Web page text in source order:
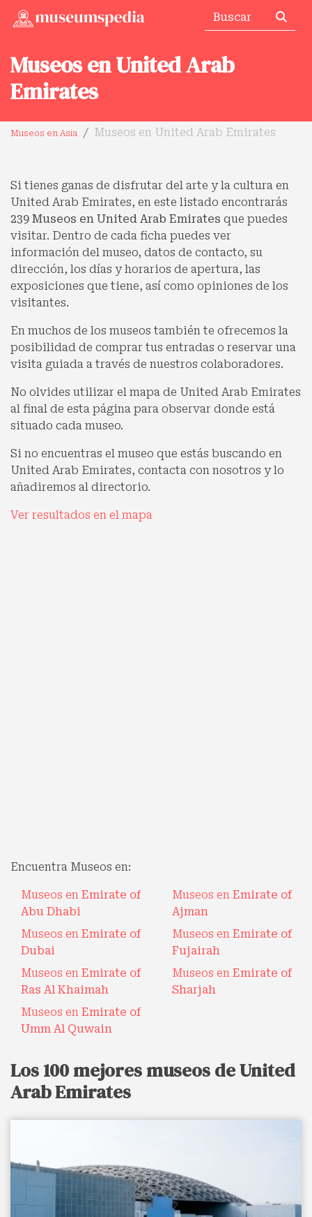
Museos en United Arab
Emirates
Museos en Asia Museos en United Arab Emirates
Si tienes ganas de disfrutar del arte y la cultura en
United Arab Emirates, en este listado encontrarás
239 Museos en United Arab Emirates que puedes
visitar. Dentro de cada ficha puedes ver
información del museo, datos de contacto, su
dirección, los días y horarios de apertura, las
exposiciones que tiene, así como opiniones de los
visitantes.
En muchos de los museos también te ofrecemos la
posibilidad de comprar tus entradas o reservar una
visita guiada a través de nuestros colaboradores.
No olvides utilizar el mapa de United Arab Emirates
al final de esta página para observar donde está
situado cada museo.
Si no encuentras el museo que estás buscando en
United Arab Emirates, contacta con nosotros y lo
añadiremos al directorio.
Ver resultados en el mapa
Encuentra Museos en:
Museos en Emirate of
Abu Dhabi
Museos en Emirate of
Ajman
Museos en Emirate of
Dubai
Museos en Emirate of
Fujairah
Museos en Emirate of
Ras Al Khaimah
Museos en Emirate of
Sharjah
Museos en Emirate of
Umm Al Quwain
Los 100 mejores museos de United
Arab Emirates